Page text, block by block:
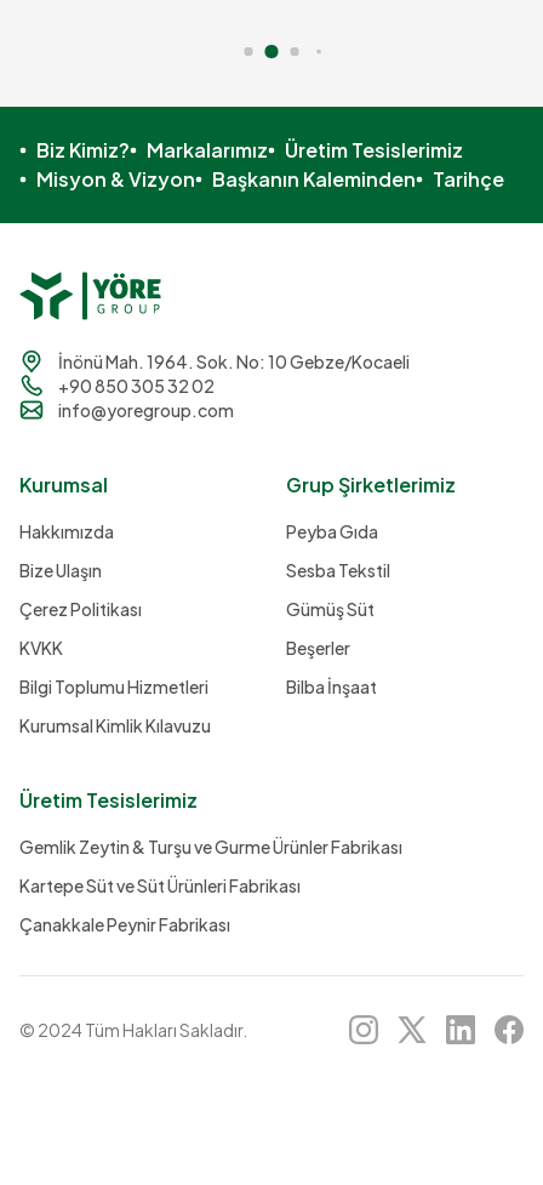
Biz Kimiz? Markalarımız
Üretim Tesislerimiz
Misyon & Vizyon
Başkanın Kaleminden Tarihçe
İnönü Mah. 1964. Sok. No: 10 Gebze/Kocaeli
+90 850 305 32 02
info@yoregroup.com
Kurumsal
Hakkımızda
Bize Ulaşın
Çerez Politikası
KVKK
Bilgi Toplumu Hizmetleri
Kurumsal Kimlik Kılavuzu
Üretim Tesislerimiz
Gemlik Zeytin & Turşu ve Gurme Ürünler Fabrikası
Kartepe Süt ve Süt Ürünleri Fabrikası
Çanakkale Peynir Fabrikası
Grup Şirketlerimiz
Peyba Gıda
Sesba Tekstil
Gümüş Süt
Beşerler
Bilba İnşaat
© 2024 Tüm Hakları Sakladır.